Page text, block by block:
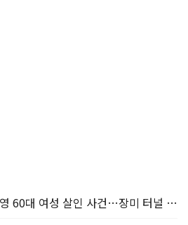
'그것이 알고 싶다' 통영 60대 여성 살인 사건…장미 터널 아래 킬러, 누구냐 넌?